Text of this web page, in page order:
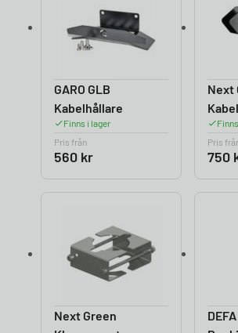
GARO GLB
Kabelhållare
Finns i lager
Pris från
560 kr
Next
Pris
750
Next Green